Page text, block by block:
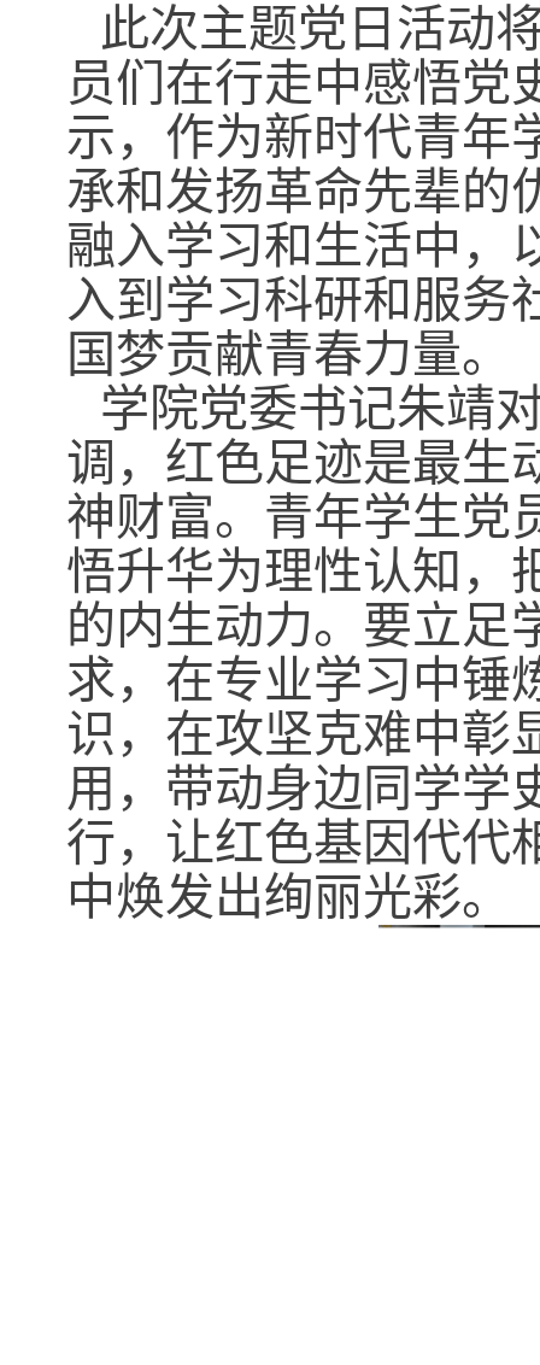
此次主题党日活动
员们在行走中感悟党
示，作为新时代青年
承和发扬革命先辈的
融入学习和生活中，
入到学习科研和服务
国梦贡献青春力量。
学院党委书记朱靖
调，红色足迹是最生
神财富。青年学生党
悟升华为理性认知，
的内生动力。要立足
求，在专业学习中锤
识，在攻坚克难中彰
用，带动身边同学学
行，让红色基因代代
中焕发出绚丽光彩。